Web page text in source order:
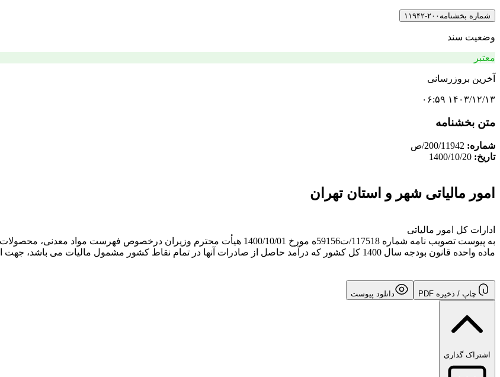
شماره بخشنامه ۲۰۰-۱۱۹۴۲
وضعیت سند
معتبر
آخرین بروزرسانی
۱۴۰۳/۱۲/۱۳ ۰۶:۵۹
متن بخشنامه
شماره: 200/11942/ص
تاریخ:
امور مالیاتی شهر و استان تهران
ادارات کل امور مالیاتی
ماده واحده قانون بودجه سال 1400 کل کشور که درآمد حاصل از صادرات آنها در تمام نقاط کشور مشمول مالیات می باشد، جهت اجرا ارسال می شود.
چاپ / ذخیره PDF دانلود پیوست
اشتراک گذاری